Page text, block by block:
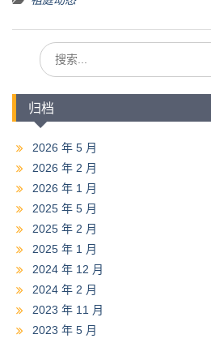
Search
for:
归档
2026 年 5 月
2026 年 2 月
2026 年 1 月
2025 年 5 月
2025 年 2 月
2025 年 1 月
2024 年 12 月
2024 年 2 月
2023 年 11 月
2023 年 5 月